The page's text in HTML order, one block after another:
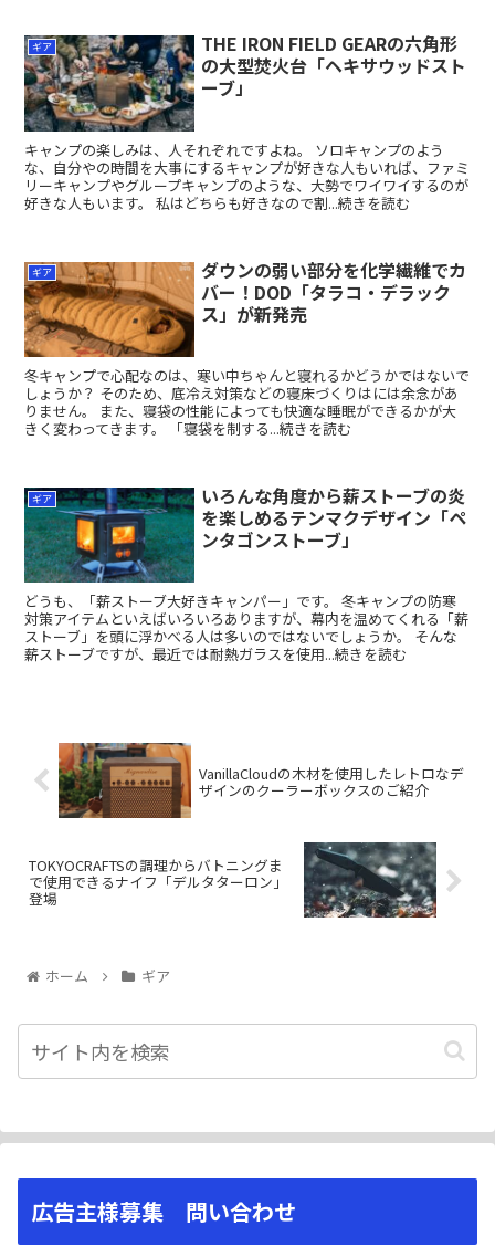
ギア
THE IRON FIELD GEARの六角形
の大型焚火台「ヘキサウッドスト
ーブ」
キャンプの楽しみは、人それぞれですよね。 ソロキャンプのよう
な、自分やの時間を大事にするキャンプが好きな人もいれば、ファミ
リーキャンプやグループキャンプのような、大勢でワイワイするのが
好きな人もいます。 私はどちらも好きなので割...続きを読む
ギア
ダウンの弱い部分を化学繊維でカ
バー！DOD「タラコ・デラック
ス」が新発売
冬キャンプで心配なのは、寒い中ちゃんと寝れるかどうかではないで
しょうか？ そのため、底冷え対策などの寝床づくりはには余念があ
りません。 また、寝袋の性能によっても快適な睡眠ができるかが大
きく変わってきます。 「寝袋を制する...続きを読む
ギア
いろんな角度から薪ストーブの炎
を楽しめるテンマクデザイン「ペ
ンタゴンストーブ」
どうも、「薪ストーブ大好きキャンパー」です。 冬キャンプの防寒
対策アイテムといえばいろいろありますが、幕内を温めてくれる「薪
ストーブ」を頭に浮かべる人は多いのではないでしょうか。 そんな
薪ストーブですが、最近では耐熱ガラスを使用...続きを読む
VanillaCloudの木材を使用したレトロなデ
ザインのクーラーボックスのご紹介
TOKYOCRAFTSの調理からバトニングま
で使用できるナイフ「デルタターロン」
登場
ホーム ギア
広告主様募集 問い合わせ